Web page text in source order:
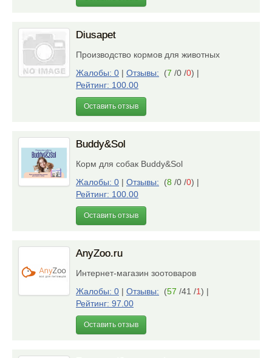
Diusapet
Производство кормов для животных
Жалобы: 0 | Отзывы: (7 /0 /0) |
Рейтинг: 100.00
Оставить отзыв
Buddy&Sol
Корм для собак Buddy&Sol
Жалобы: 0 | Отзывы: (8 /0 /0) |
Рейтинг: 100.00
Оставить отзыв
AnyZoo.ru
Интернет-магазин зоотоваров
Жалобы: 0 | Отзывы: (57 /41 /1) |
Рейтинг: 97.00
Оставить отзыв